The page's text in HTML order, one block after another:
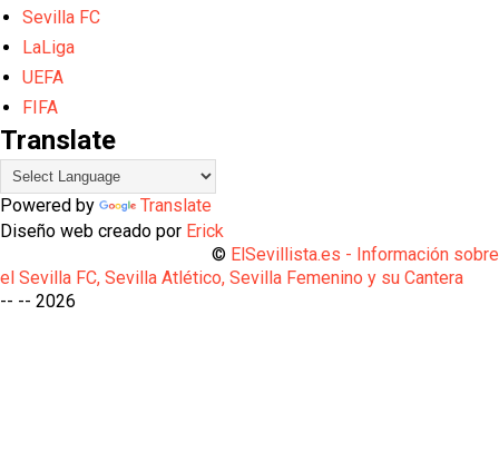
Sevilla FC
LaLiga
UEFA
FIFA
Translate
Powered by
Translate
Diseño web creado por Erick
© ElSevillista.es - Información sobre
el Sevilla FC, Sevilla Atlético, Sevilla Femenino y su Cantera
-- -- 2026